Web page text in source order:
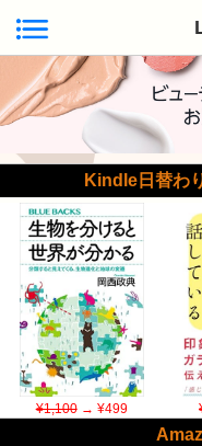
Kindle日替わ
¥1,100→ ¥499